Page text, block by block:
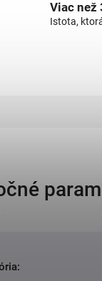
Viac než
Istota,
: